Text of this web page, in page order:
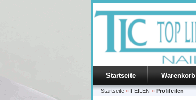
Startseite Warenkorb
Startseite » FEILEN » Profifeilen